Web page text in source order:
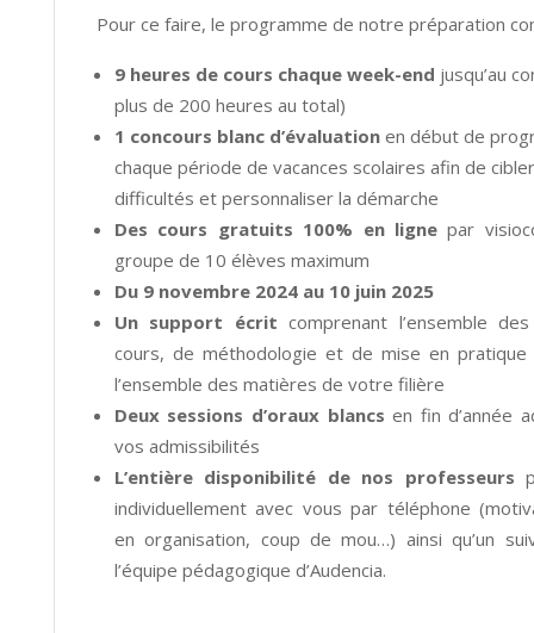
Pour ce faire, le programme de notre préparation
9 heures de cours chaque week-end jusqu’au
plus de 200 heures au total)
1 concours blanc d’évaluationen début de
chaque période de vacances scolaires afin de
difficultés et personnaliser la démarche
Des cours gratuits 100% en ligne par
groupe de 10 élèves maximum
Du 9 novembre 2024 au 10 juin 2025
Un support écrit comprenant l’ensemble
cours, de méthodologie et de mise en pratique
l’ensemble des matières de votre filière
Deux sessions d’oraux blancs en fin d’année
vos admissibilités
L’entière disponibilité de nos professeurs
individuellement avec vous par téléphone
en organisation, coup de mou…) ainsi qu’un
l’équipe pédagogique d’Audencia.